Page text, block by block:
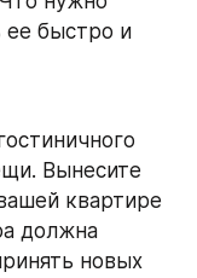
ее быстро и
Вынесите
квартире
должна
новых